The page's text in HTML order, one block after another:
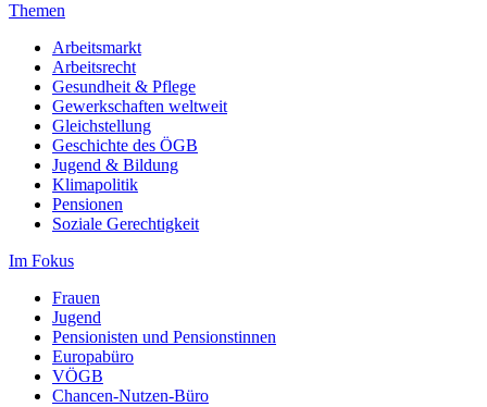
Themen
Arbeitsmarkt
Arbeitsrecht
Gesundheit & Pflege
Gewerkschaften weltweit
Gleichstellung
Geschichte des ÖGB
Jugend & Bildung
Klimapolitik
Pensionen
Soziale Gerechtigkeit
Im Fokus
Frauen
Jugend
Pensionisten und Pensionstinnen
Europabüro
VÖGB
Chancen-Nutzen-Büro